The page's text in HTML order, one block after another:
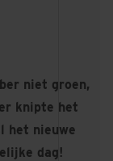
niet groen,
knipte het
het nieuwe
dag!